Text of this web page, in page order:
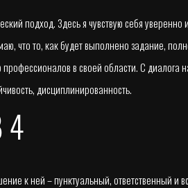
подход. Здесь я чувствую себя уверенно
что то, как будет выполнено задание,
в своей области. С диалога
дисциплинированность.
4
к ней – пунктуальный, ответственный и